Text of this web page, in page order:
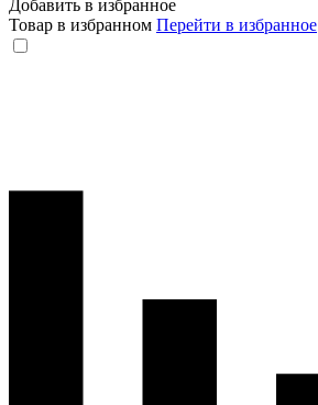
Добавить в избранное
Товар в избранном Перейти в избранное